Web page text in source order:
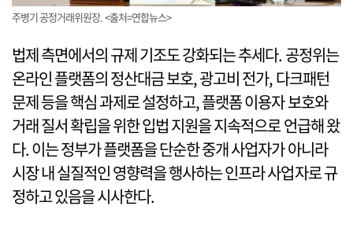
주병기 공정거래위원장. <출처=연합뉴스>
법제 측면에서의 규제 기조도 강화되는 추세다. 공정위는
온라인 플랫폼의 정산대금 보호, 광고비 전가, 다크패턴
문제 등을 핵심 과제로 설정하고, 플랫폼 이용자 보호와
거래 질서 확립을 위한 입법 지원을 지속적으로 언급해 왔
다. 이는 정부가 플랫폼을 단순한 중개 사업자가 아니라
시장 내 실질적인 영향력을 행사하는 인프라 사업자로 규
정하고 있음을 시사한다.